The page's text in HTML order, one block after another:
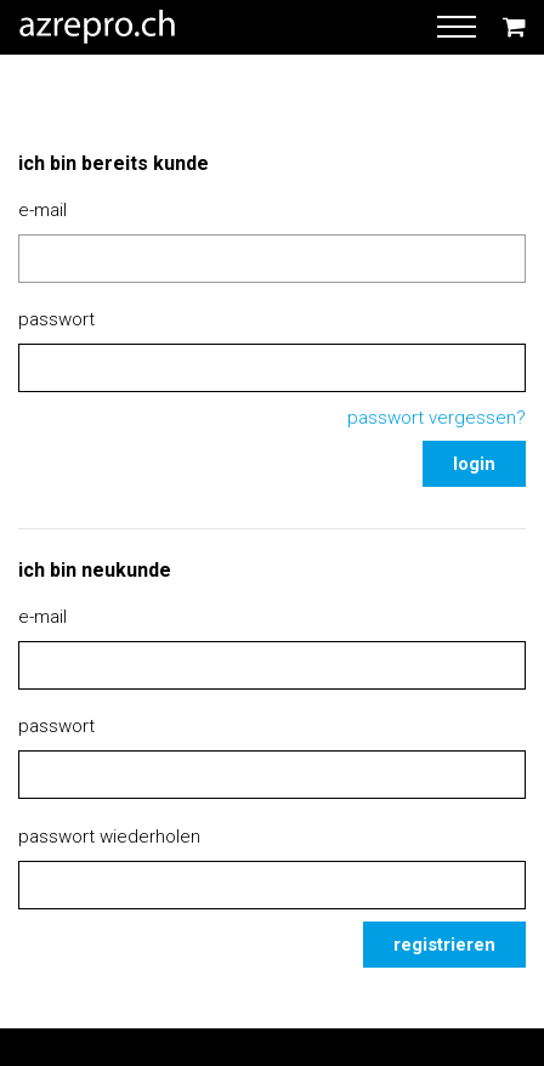
ich bin bereits kunde
e-mail
passwort
passwort vergessen?
login
ich bin neukunde
e-mail
passwort
passwort wiederholen
registrieren